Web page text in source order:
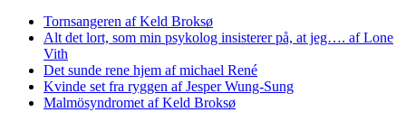
Tornsangeren af Keld Broksø
Alt det lort, som min psykolog insisterer på, at jeg…. af Lone
Vith
Det sunde rene hjem af michael René
Kvinde set fra ryggen af Jesper Wung-Sung
Malmösyndromet af Keld Broksø